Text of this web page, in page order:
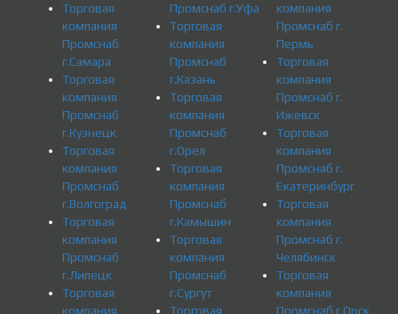
Торговая
компания
Промснаб
г.Самара
Торговая
компания
Промснаб
г.Кузнецк
Торговая
компания
Промснаб
г.Волгоград
Торговая
компания
Промснаб
г.Липецк
Торговая
компания
Промснаб г.Уфа
Торговая
компания
Промснаб
г.Казань
Торговая
компания
Промснаб
г.Орел
Торговая
компания
Промснаб
г.Камышин
Торговая
компания
Промснаб
г.Сургут
Торговая
компания
Промснаб г.
Пермь
Торговая
компания
Промснаб г.
Ижевск
Торговая
компания
Промснаб г.
Екатеринбург
Торговая
компания
Промснаб г.
Челябинск
Торговая
компания
Промснаб г.Орск